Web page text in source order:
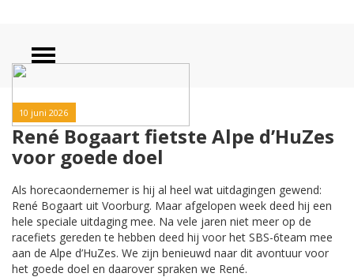
10 juni 2026
René Bogaart fietste Alpe d’HuZes
voor goede doel
Als horecaondernemer is hij al heel wat uitdagingen gewend:
René Bogaart uit Voorburg. Maar afgelopen week deed hij een
hele speciale uitdaging mee. Na vele jaren niet meer op de
racefiets gereden te hebben deed hij voor het SBS-6team mee
aan de Alpe d’HuZes. We zijn benieuwd naar dit avontuur voor
het goede doel en daarover spraken we René.